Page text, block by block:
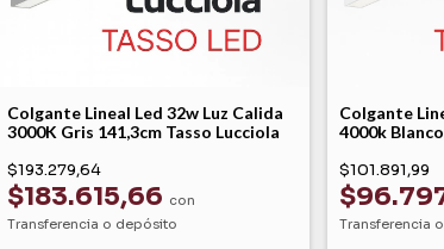
Colgante Lineal Led 32w Luz Calida
3000K Gris 141,3cm Tasso Lucciola
$193.279,64
$183.615,66 con
Transferencia o depósito
Colgante
4000k
$101.891,99
Transferencia